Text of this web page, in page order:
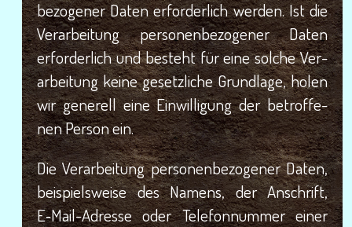
be­zo­ge­ner Daten erfor­der­lich wer­den. Ist die
Ver­ar­bei­tung per­so­nen­be­zo­ge­ner Daten
erfor­der­lich und besteht für eine sol­che Ver­
ar­bei­tung kei­ne gesetz­li­che Grund­la­ge, holen
wir gene­rell eine Ein­wil­li­gung der betrof­fe­
nen Per­son ein.
Die Ver­ar­bei­tung per­so­nen­be­zo­ge­ner Daten,
bei­spiels­wei­se des Namens, der Anschrift,
E‑Mail-Adres­se oder Tele­fon­num­mer einer